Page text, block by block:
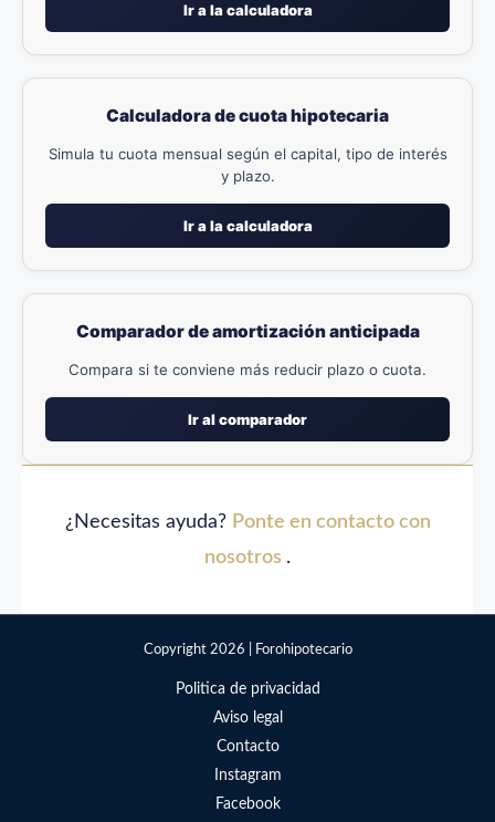
Ir a la calculadora
Calculadora de cuota hipotecaria
Simula tu cuota mensual según el capital, tipo de interés
y plazo.
Ir a la calculadora
Comparador de amortización anticipada
Compara si te conviene más reducir plazo o cuota.
Ir al comparador
¿Necesitas ayuda? Ponte en contacto con
nosotros .
Copyright 2026 | Forohipotecario
Politica de privacidad
Aviso legal
Contacto
Instagram
Facebook